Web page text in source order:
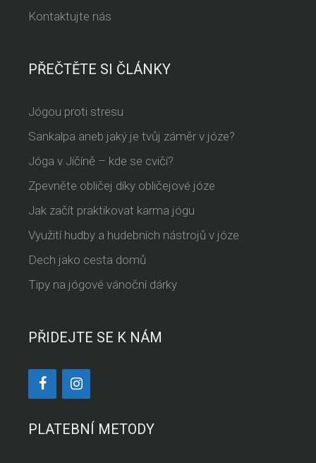
Kontaktujte nás
PŘEČTĚTE SI ČLÁNKY
Jógou proti stresu
Sankalpa aneb jaký je tvůj záměr v józe?
Jóga v Jičíně – kde se cvičí?
Zpevněte obličej díky obličejové józe
Jak začít praktikovat karma jógu
Využití hudby a hudebních nástrojů v józe
Dech jako cesta domů
Tipy na jógové vánoční dárky
PŘIDEJTE SE K NÁM
PLATEBNÍ METODY